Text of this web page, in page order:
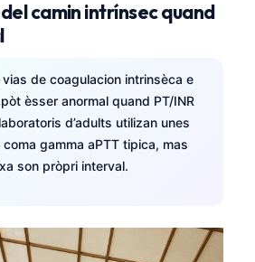
camin intrínsec quand
vias de coagulacion intrinsèca e
èsser anormal quand PT/INR
d’adults utilizan unes
gamma aPTT tipica, mas
son pròpri interval.